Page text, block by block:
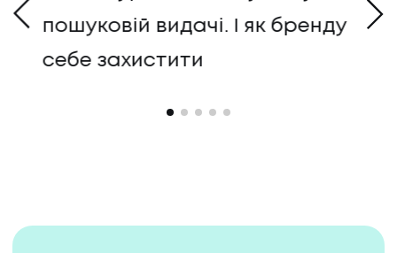
пошуковій видачі. І як бренду
себе захистити